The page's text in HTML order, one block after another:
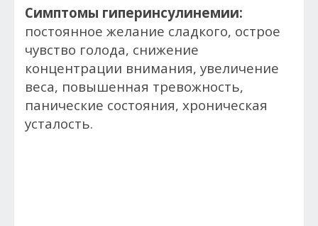
Симптомы гиперинсулинемии:
постоянное желание сладкого, острое
чувство голода, снижение
концентрации внимания, увеличение
веса, повышенная тревожность,
панические состояния, хроническая
усталость.